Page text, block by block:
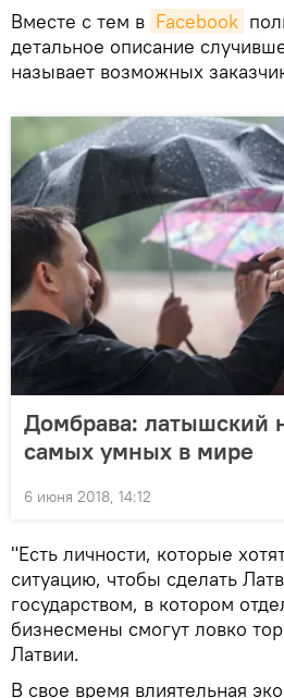
Вместе с тем в Facebook
детальное описание
называет возможных
Домбрава: латышский
самых умных в мире
6 июня 2018, 14:12
"Есть личности, которые
ситуацию, чтобы сделать
государством, в котором
бизнесмены смогут ловко
Латвии.
В свое время влиятельная